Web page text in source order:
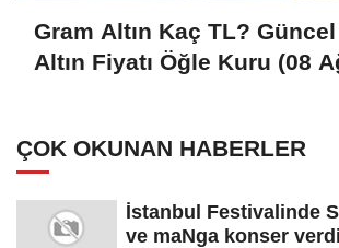
Gram Altın Kaç TL?
Altın Fiyatı Öğle Kuru (08
ÇOK OKUNAN HABERLER
İstanbul Festivalinde
ve maNga konser verdi